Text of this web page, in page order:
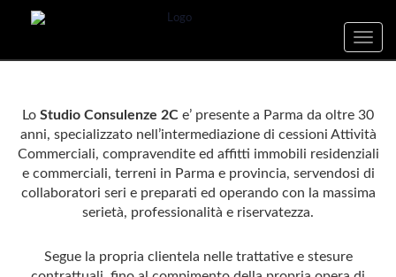
Toggle
Lo Studio Consulenze 2C e’ presente a Parma da oltre 30
anni, specializzato nell’intermediazione di cessioni Attività
Commerciali, compravendite ed affitti immobili residenziali
e commerciali, terreni in Parma e provincia, servendosi di
collaboratori seri e preparati ed operando con la massima
serietà, professionalità e riservatezza.
Segue la propria clientela nelle trattative e stesure